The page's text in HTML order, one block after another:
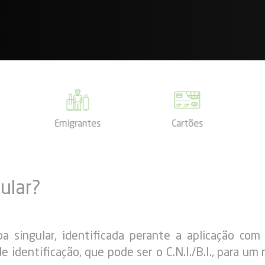
Emigrantes Cartões
singular, identificada perante a aplicação
identificação, que pode ser o C.N.I./B.I., para um